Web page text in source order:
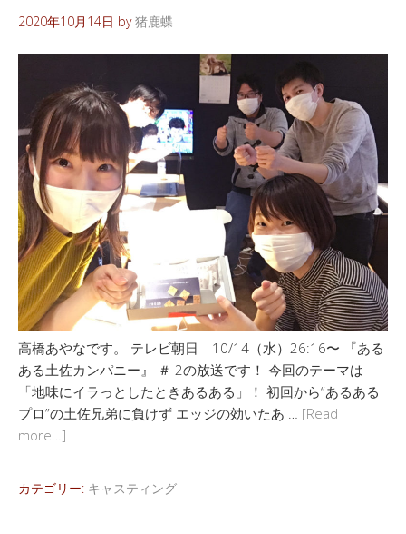
2020年10月14日 by猪鹿蝶
高橋あやなです。 テレビ朝日 10/14（水）26:16〜 『ある
ある土佐カンパニー』 ＃ 2の放送です！ 今回のテーマは
「地味にイラっとしたときあるある」！ 初回から“あるある
プロ”の土佐兄弟に負けず エッジの効いたあ … [Read
more…]
カテゴリー: キャスティング